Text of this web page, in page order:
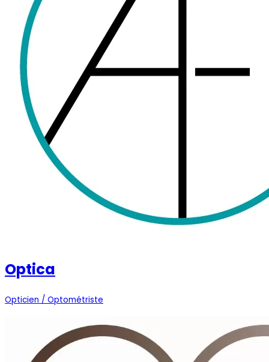
Optica
Opticien / Optométriste